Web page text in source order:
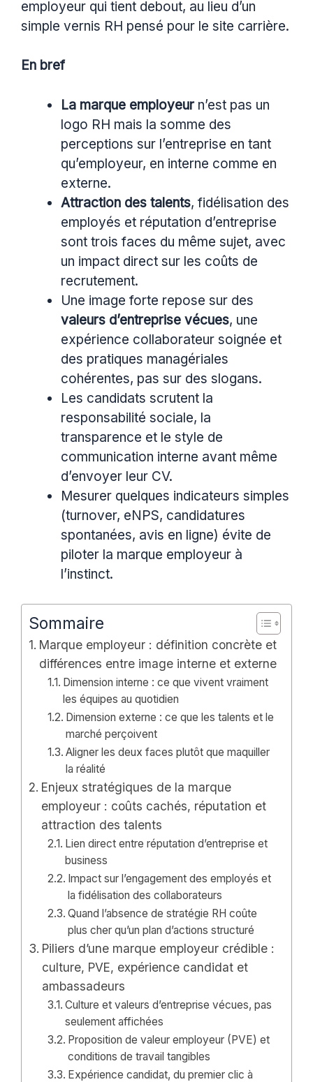
employeur qui tient debout, au lieu d’un
simple vernis RH pensé pour le site carrière.
En bref
La marque employeurn’est pas un
logo RH mais la somme des
perceptions sur l’entreprise en tant
qu’employeur, en interne comme en
externe.
Attraction des talents, fidélisation des
employés et réputation d’entreprise
sont trois faces du même sujet, avec
un impact direct sur les coûts de
recrutement.
Une image forte repose sur des
valeurs d’entreprise vécues, une
expérience collaborateur soignée et
des pratiques managériales
cohérentes, pas sur des slogans.
Les candidats scrutent la
responsabilité sociale, la
transparence et le style de
communication interne avant même
d’envoyer leur CV.
Mesurer quelques indicateurs simples
(turnover, eNPS, candidatures
spontanées, avis en ligne) évite de
piloter la marque employeur à
l’instinct.
Sommaire
Marque employeur : définition concrète et
différences entre image interne et externe
Dimension interne : ce que vivent vraiment
les équipes au quotidien
Dimension externe : ce que les talents et le
marché perçoivent
Aligner les deux faces plutôt que maquiller
la réalité
Enjeux stratégiques de la marque
employeur : coûts cachés, réputation et
attraction des talents
Lien direct entre réputation d’entreprise et
business
Impact sur l’engagement des employés et
la fidélisation des collaborateurs
Quand l’absence de stratégie RH coûte
plus cher qu’un plan d’actions structuré
Piliers d’une marque employeur crédible :
culture, PVE, expérience candidat et
ambassadeurs
Culture et valeurs d’entreprise vécues, pas
seulement affichées
Proposition de valeur employeur (PVE) et
conditions de travail tangibles
Expérience candidat, du premier clic à